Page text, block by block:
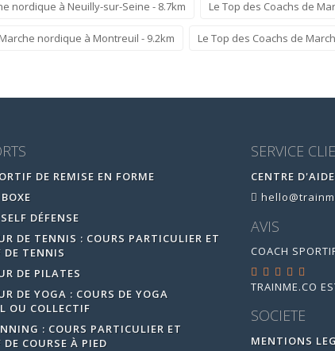
nordique à Neuilly-sur-Seine - 8.7km Le Top des Coachs de
nordique à Montreuil - 9.2km Le Top des Coachs de
DE REMISE EN FORME
DÉFENSE
DE TENNIS : COURS PARTICULIER ET
DE TENNIS
DE PILATES
DE YOGA : COURS DE YOGA
OU COLLECTIF
: COURS PARTICULIER ET
DE COURSE À PIED
SERVICE
CENTRE D'AIDE
AVIS
COACH
TRAINME.CO
SOCIETE
MENTIONS